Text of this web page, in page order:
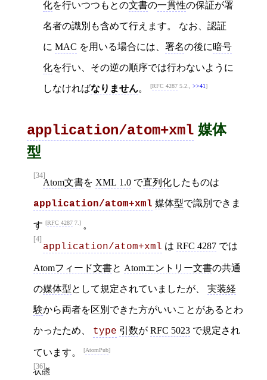
化を行いつつもとの文書の一貫性の保証が署
名者の識別も含めて行えます。 なお、認証
に MAC を用いる場合には、 署名の後に暗号
化を行い、その逆の順序では行わないように
しなければなりません。 RFC 4287 5.2., >>41
application/atom+xml媒体
型
[34]
Atom文書を XML 1.0 で直列化したものは
application/atom+xml 媒体型で識別できま
す RFC 4287 7. 。
[4]
application/atom+xml は RFC 4287 では
Atomフィード文書と Atomエントリー文書の共通
の媒体型として規定されていましたが、 実装経
験から両者を区別できた方がいいことがあるとわ
かったため、 type 引数が RFC 5023 で規定され
ています。 AtomPub
[36]
状態